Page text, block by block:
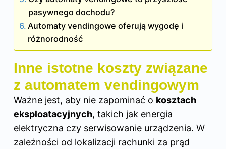
pasywnego dochodu?
Automaty vendingowe oferują wygodę i
różnorodność
Inne istotne koszty związane
z automatem vendingowym
Ważne jest, aby nie zapominać o kosztach
eksploatacyjnych, takich jak energia
elektryczna czy serwisowanie urządzenia. W
zależności od lokalizacji rachunki za prąd